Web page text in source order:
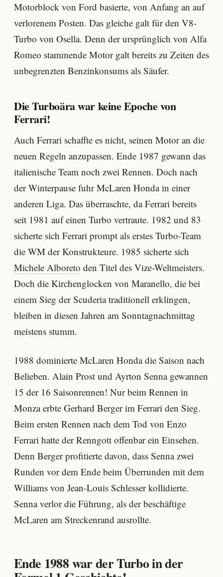
Motorblock von Ford basierte, von Anfang an auf
verlorenem Posten. Das gleiche galt für den V8-
Turbo von Osella. Denn der ursprünglich von Alfa
Romeo stammende Motor galt bereits zu Zeiten des
unbegrenzten Benzinkonsums als Säufer.
Die Turboära war keine Epoche von
Ferrari!
Auch Ferrari schaffte es nicht, seinen Motor an die
neuen Regeln anzupassen. Ende 1987 gewann das
italienische Team noch zwei Rennen. Doch nach
der Winterpause fuhr McLaren Honda in einer
anderen Liga. Das überraschte, da Ferrari bereits
seit 1981 auf einen Turbo vertraute. 1982 und 83
sicherte sich Ferrari prompt als erstes Turbo-Team
die WM der Konstrukteure. 1985 sicherte sich
Michele Alboreto den Titel des Vize-Weltmeisters.
Doch die Kirchenglocken von Maranello, die bei
einem Sieg der Scuderia traditionell erklingen,
bleiben in diesen Jahren am Sonntagnachmittag
meistens stumm.
1988 dominierte McLaren Honda die Saison nach
Belieben. Alain Prost und Ayrton Senna gewannen
15 der 16 Saisonrennen! Nur beim Rennen in
Monza erbte Gerhard Berger im Ferrari den Sieg.
Beim ersten Rennen nach dem Tod von Enzo
Ferrari hatte der Renngott offenbar ein Einsehen.
Denn Berger profitierte davon, dass Senna zwei
Runden vor dem Ende beim Überrunden mit dem
Williams von Jean-Louis Schlesser kollidierte.
Senna verlor die Führung, als der beschäftige
McLaren am Streckenrand ausrollte.
Ende 1988 war der Turbo in der